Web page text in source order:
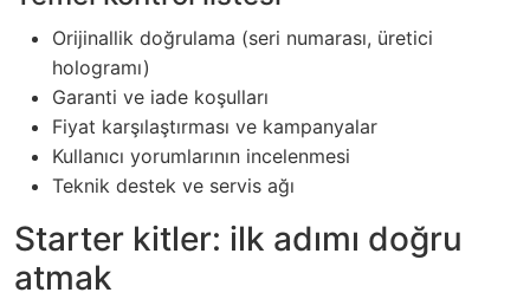
Orijinallik doğrulama (seri numarası, üretici
hologramı)
Garanti ve iade koşulları
Fiyat karşılaştırması ve kampanyalar
Kullanıcı yorumlarının incelenmesi
Teknik destek ve servis ağı
Starter kitler: ilk adımı doğru
atmak